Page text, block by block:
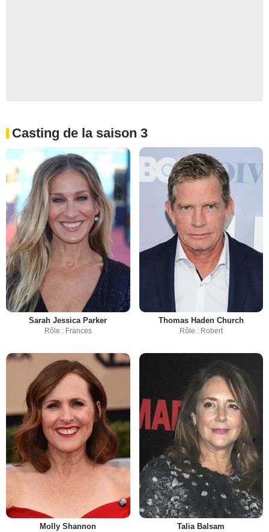
Casting de la saison 3
Sarah Jessica Parker
Rôle : Frances
Thomas Haden Church
Rôle : Robert
Molly Shannon Talia Balsam